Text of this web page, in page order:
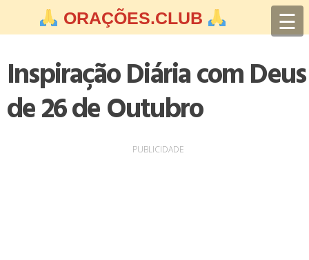
ORAÇÕES.CLUB ☰
Inspiração Diária com Deus
de 26 de Outubro
PUBLICIDADE